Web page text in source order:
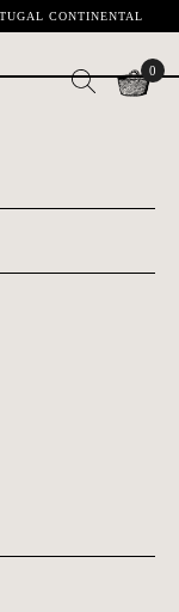
CONTINENTAL
0